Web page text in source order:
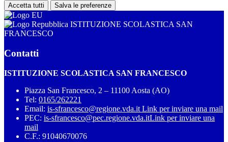
Accetta tutti Salva le preferenze
ISTITUZIONE SCOLASTICA SAN
FRANCESCO
Contatti
ISTITUZIONE SCOLASTICA SAN FRANCESCO
Piazza San Francesco, 2 – 11100 Aosta (AO)
Tel: 0165/262221
Email: is-sfrancesco@regione.vda.it Link per inviare una mail
PEC: is-sfrancesco@pec.regione.vda.itLink per inviare una
mail
C.F.: 91040670076